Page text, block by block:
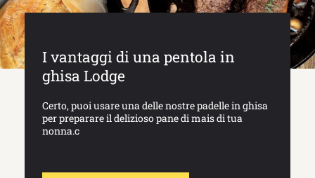
I vantaggi di una pentola in
ghisa Lodge
Certo, puoi usare una delle nostre padelle in ghisa
per preparare il delizioso pane di mais di tua
nonna.c